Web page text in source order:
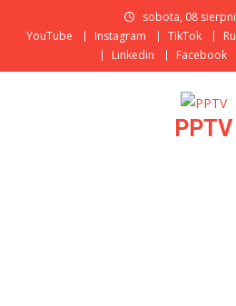
sobota, 08
YouTube
Instagram TikTok
Linkedin
Facebook
PPTV